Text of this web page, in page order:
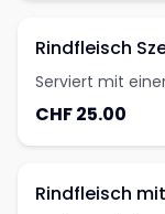
Rindfleisch
Serviert mit
CHF 25.00
Rindfleisch